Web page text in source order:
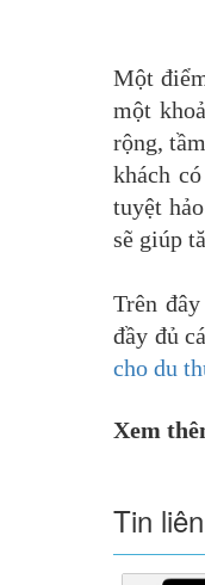
Một
một
rộng,
khách
tuyệt
sẽ giúp
Trên
đầy đủ
cho du
Xem
Tin